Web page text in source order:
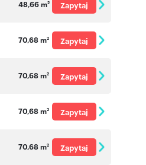
48,66 m2
Zapytaj
70,68 m2
Zapytaj
70,68 m2
Zapytaj
70,68 m2
Zapytaj
70,68 m2
Zapytaj